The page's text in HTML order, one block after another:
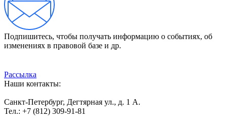
Подпишитесь, чтобы получать информацию о событиях, об
изменениях в правовой базе и др.
Рассылка
Наши контакты:
Санкт-Петербург, Дегтярная ул., д. 1 А.
Тел.: +7 (812) 309-91-81